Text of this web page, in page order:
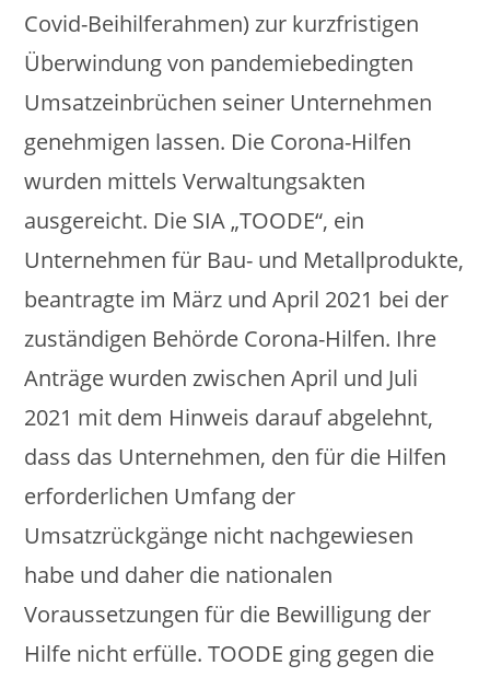
Covid-Beihilferahmen) zur kurzfristigen
Überwindung von pandemiebedingten
Umsatzeinbrüchen seiner Unternehmen
genehmigen lassen. Die Corona-Hilfen
wurden mittels Verwaltungsakten
ausgereicht. Die SIA „TOODE“, ein
Unternehmen für Bau- und Metallprodukte,
beantragte im März und April 2021 bei der
zuständigen Behörde Corona-Hilfen. Ihre
Anträge wurden zwischen April und Juli
2021 mit dem Hinweis darauf abgelehnt,
dass das Unternehmen, den für die Hilfen
erforderlichen Umfang der
Umsatzrückgänge nicht nachgewiesen
habe und daher die nationalen
Voraussetzungen für die Bewilligung der
Hilfe nicht erfülle. TOODE ging gegen die